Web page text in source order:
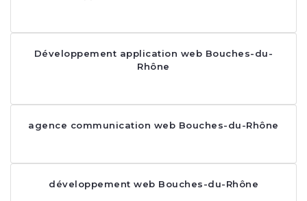
Développement application web Bouches-du-
Rhône
agence communication web Bouches-du-Rhône
développement web Bouches-du-Rhône